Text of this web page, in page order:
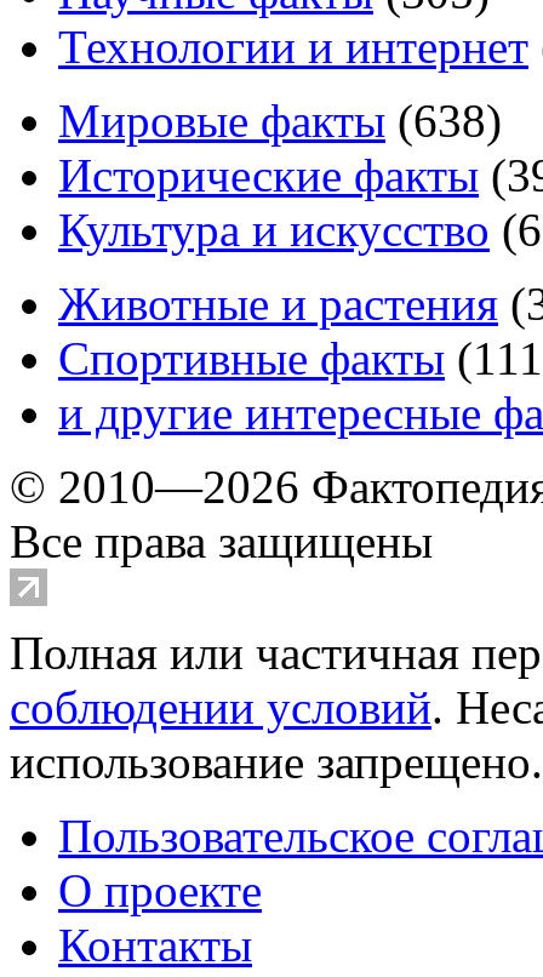
Технологии и интернет
Мировые факты (638)
Исторические факты (
Культура и искусство (
Животные и растения (
Спортивные факты (111
и другие интересные
© 2010—2026
Все права защищены
Полная или частичная
соблюдении условий.
использование
Пользовательское
О проекте
Контакты